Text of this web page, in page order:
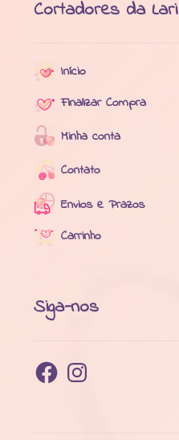
Cortadores da Lari
Início
Finalizar Compra
Minha conta
Contato
Envios e Prazos
Carrinho
Siga-nos
FacebookInstagram